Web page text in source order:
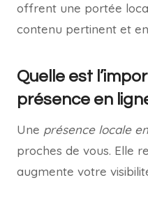
offrent une portée
contenu pertinent et
Quelle est
présence en
Une présence locale
proches de vous. Elle
augmente votre